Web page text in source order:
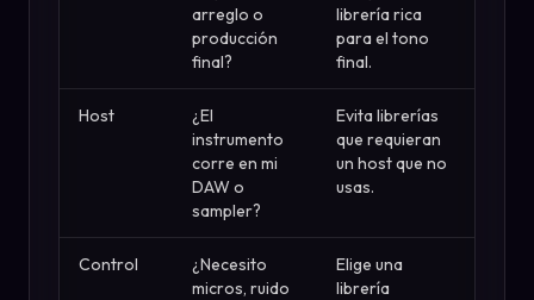
arreglo o
producción
final?
librería rica
para el tono
final.
Host
¿El
instrumento
corre en mi
DAW o
sampler?
Evita librerías
que requieran
un host que no
usas.
Control
¿Necesito
micros, ruido
Elige una
librería